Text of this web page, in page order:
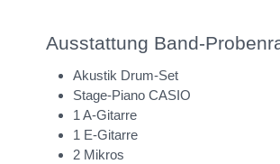
Ausstattung Band-
Akustik Drum-Set
Stage-Piano CASIO
1 A-Gitarre
1 E-Gitarre
2 Mikros